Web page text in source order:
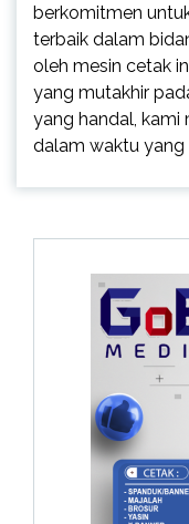
berkomitmen
terbaik dalam
oleh mesin cetak
yang mutakhir
yang handal, kami
dalam waktu yang